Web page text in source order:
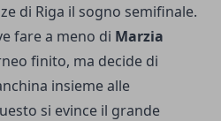
di Riga il sogno semifinale.
fare a meno di Marzia
finito, ma decide di
insieme alle
si evince il grande